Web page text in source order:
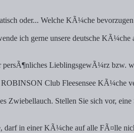
oder... Welche KÃ¼che
ich gerne unsere deutsche
persÃ¶nliches LieblingsgewÃ¼rz bzw.
Club Fleesensee KÃ¼che
Zwiebellauch. Stellen Sie sich vor,
darf in einer KÃ¼che auf alle FÃ¤lle